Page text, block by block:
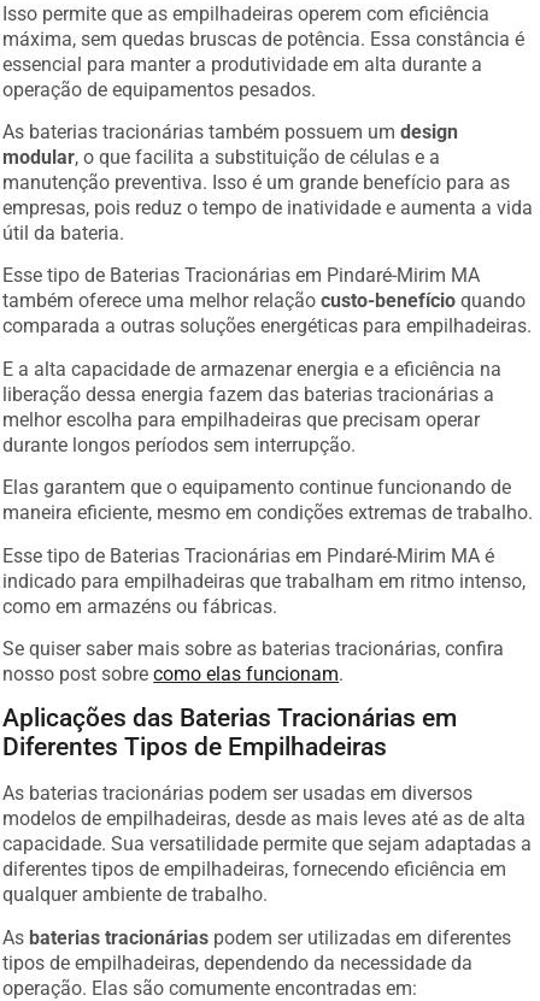
Isso permite que as empilhadeiras operem com eficiência
máxima, sem quedas bruscas de potência. Essa constância é
essencial para manter a produtividade em alta durante a
operação de equipamentos pesados.
As baterias tracionárias também possuem umdesign
modular, o que facilita a substituição de células e a
manutenção preventiva. Isso é um grande benefício para as
empresas, pois reduz o tempo de inatividade e aumenta a vida
útil da bateria.
Esse tipo de Baterias Tracionárias em Pindaré-Mirim MA
também oferece uma melhor relaçãocusto-benefício quando
comparada a outras soluções energéticas para empilhadeiras.
E a alta capacidade de armazenar energia e a eficiência na
liberação dessa energia fazem das baterias tracionárias a
melhor escolha para empilhadeiras que precisam operar
durante longos períodos sem interrupção.
Elas garantem que o equipamento continue funcionando de
maneira eficiente, mesmo em condições extremas de trabalho.
Esse tipo de Baterias Tracionárias em Pindaré-Mirim MA é
indicado para empilhadeiras que trabalham em ritmo intenso,
como em armazéns ou fábricas.
Se quiser saber mais sobre as baterias tracionárias, confira
nosso post sobrecomo elas funcionam.
Aplicações das Baterias Tracionárias em
Diferentes Tipos de Empilhadeiras
As baterias tracionárias podem ser usadas em diversos
modelos de empilhadeiras, desde as mais leves até as de alta
capacidade. Sua versatilidade permite que sejam adaptadas a
diferentes tipos de empilhadeiras, fornecendo eficiência em
qualquer ambiente de trabalho.
As baterias tracionárias podem ser utilizadas em diferentes
tipos de empilhadeiras, dependendo da necessidade da
operação. Elas são comumente encontradas em: